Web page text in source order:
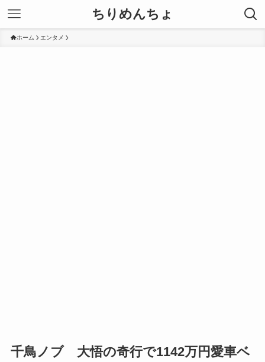
ちりめんちょ
ホーム エンタメ
千鳥ノブ 大悟の奇行で1142万円愛車ベ